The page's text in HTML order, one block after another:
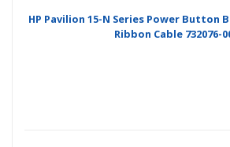
HP Pavilion 15-N Series Power Button
Ribbon Cable 732076-